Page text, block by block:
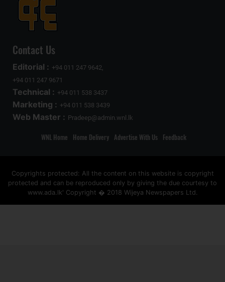
Contact Us
Editorial : +94 011 247 9642,
+94 011 247 9671
Technical : +94 011 538 3437
Marketing : +94 011 538 3439
Web Master : Pradeep@admin.wnl.lk
WNL Home Home Delivery Advertise With Us Feedback
Copyrights protected: All the content on this website is copyright
protected and can be reproduced only by giving the due courtesy to
www.ada.lk' Copyright � 2018 Wijeya Newspapers Ltd.